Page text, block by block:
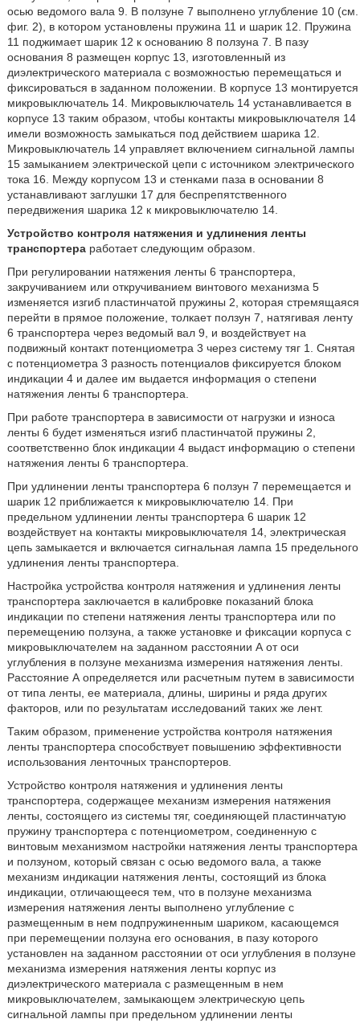
осью ведомого вала 9. В ползуне 7 выполнено углубление 10 (см.
фиг. 2), в котором установлены пружина 11 и шарик 12. Пружина
11 поджимает шарик 12 к основанию 8 ползуна 7. В пазу
основания 8 размещен корпус 13, изготовленный из
диэлектрического материала с возможностью перемещаться и
фиксироваться в заданном положении. В корпусе 13 монтируется
микровыключатель 14. Микровыключатель 14 устанавливается в
корпусе 13 таким образом, чтобы контакты микровыключателя 14
имели возможность замыкаться под действием шарика 12.
Микровыключатель 14 управляет включением сигнальной лампы
15 замыканием электрической цепи с источником электрического
тока 16. Между корпусом 13 и стенками паза в основании 8
устанавливают заглушки 17 для беспрепятственного
передвижения шарика 12 к микровыключателю 14.
Устройство контроля натяжения и удлинения ленты
транспортераработает следующим образом.
При регулировании натяжения ленты 6 транспортера,
закручиванием или откручиванием винтового механизма 5
изменяется изгиб пластинчатой пружины 2, которая стремящаяся
перейти в прямое положение, толкает ползун 7, натягивая ленту
6 транспортера через ведомый вал 9, и воздействует на
подвижный контакт потенциометра 3 через систему тяг 1. Снятая
с потенциометра 3 разность потенциалов фиксируется блоком
индикации 4 и далее им выдается информация о степени
натяжения ленты 6 транспортера.
При работе транспортера в зависимости от нагрузки и износа
ленты 6 будет изменяться изгиб пластинчатой пружины 2,
соответственно блок индикации 4 выдаст информацию о степени
натяжения ленты 6 транспортера.
При удлинении ленты транспортера 6 ползун 7 перемещается и
шарик 12 приближается к микровыключателю 14. При
предельном удлинении ленты транспортера 6 шарик 12
воздействует на контакты микровыключателя 14, электрическая
цепь замыкается и включается сигнальная лампа 15 предельного
удлинения ленты транспортера.
Настройка устройства контроля натяжения и удлинения ленты
транспортера заключается в калибровке показаний блока
индикации по степени натяжения ленты транспортера или по
перемещению ползуна, а также установке и фиксации корпуса с
микровыключателем на заданном расстоянии А от оси
углубления в ползуне механизма измерения натяжения ленты.
Расстояние А определяется или расчетным путем в зависимости
от типа ленты, ее материала, длины, ширины и ряда других
факторов, или по результатам исследований таких же лент.
Таким образом, применение устройства контроля натяжения
ленты транспортера способствует повышению эффективности
использования ленточных транспортеров.
Устройство контроля натяжения и удлинения ленты
транспортера, содержащее механизм измерения натяжения
ленты, состоящего из системы тяг, соединяющей пластинчатую
пружину транспортера с потенциометром, соединенную с
винтовым механизмом настройки натяжения ленты транспортера
и ползуном, который связан с осью ведомого вала, а также
механизм индикации натяжения ленты, состоящий из блока
индикации, отличающееся тем, что в ползуне механизма
измерения натяжения ленты выполнено углубление с
размещенным в нем подпружиненным шариком, касающемся
при перемещении ползуна его основания, в пазу которого
установлен на заданном расстоянии от оси углубления в ползуне
механизма измерения натяжения ленты корпус из
диэлектрического материала с размещенным в нем
микровыключателем, замыкающем электрическую цепь
сигнальной лампы при предельном удлинении ленты